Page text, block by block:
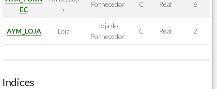
EC
r
Fornecedor C Real 6
AYM_LOJA Loja
Loja do
Fornecedor
C Real 2
Indices